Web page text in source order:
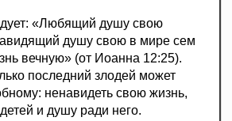
«Любящий душу свою
душу свою в мире сем
вечную» (от Иоанна 12:25).
последний злодей может
ненавидеть свою жизнь,
и душу ради него.